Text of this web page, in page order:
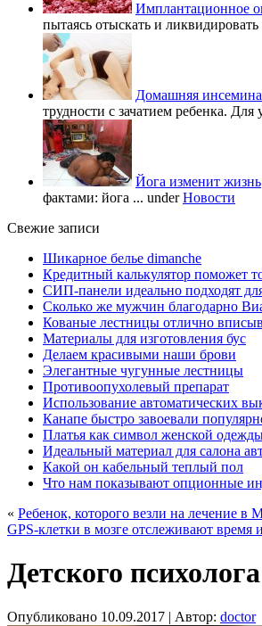
Имплантационное
пытаясь отыскать и
Домашняя
трудности с зачатием ребенка.
Йога изменит жизнь
фактами: йога ... underНовости
Свежие записи
Шикарное белье dimanche
Кредитный калькулятор поможет
СИП-панели идеально подходят
Сколько же мужчин благодарно
Кованые лестницы отлично
Материалы для изготовления бус
Делаем красивыми наши брови
Элегантные чугунные лестницы
Противоопухолевый препарат
Использование автоматических
Канапе быстро завоевали
Платья как символ женской
Идеальный материал для салона
Какой он кабельный теплый пол
Что нам показывают опционные
« Ребенок, которого везли на лечение в
GPS-клетки в мозге отслеживают время
Детского
Опубликовано 10.09.2017 | Автор: doctor